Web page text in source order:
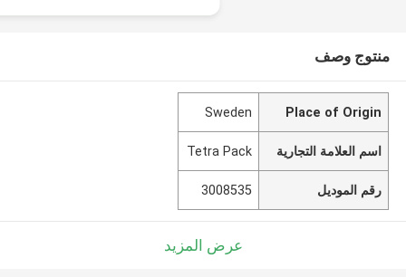
منتوج وصف
Place of Origin
Sweden
اسم العلامة التجارية Tetra Pack
رقم الموديل 3008535
عرض المزيد